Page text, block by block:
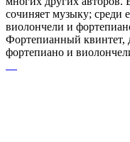
сочиняет музыку; среди
виолончели и
Фортепианный квинтет,
фортепиано и